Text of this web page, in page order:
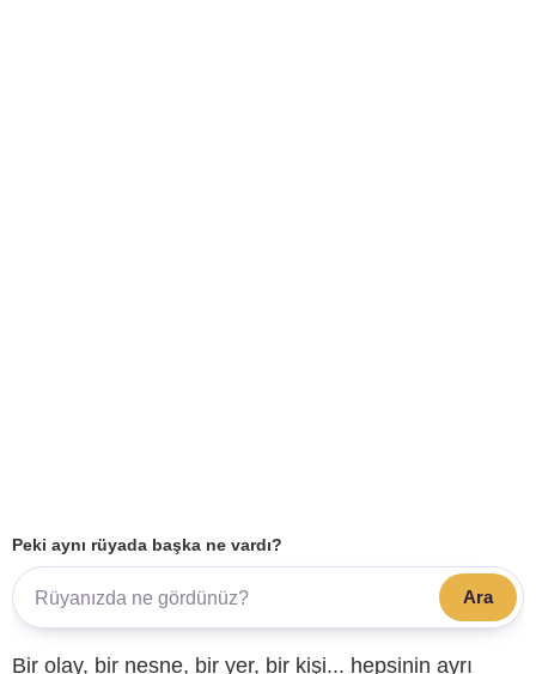
Peki aynı rüyada başka ne vardı?
Ara
Bir olay, bir nesne, bir yer, bir kişi... hepsinin ayrı